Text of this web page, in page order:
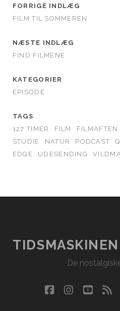
FORRIGE INDLÆG
FILM TIL SOMMEREN
NÆSTE INDLÆG
FIND FILMENE
KATEGORIER
EPISODE
TAGS
127 TIMER
FILM FILMAFTEN
STUDIE
NATUR PODCAST
EDGE
UDESENDING
De
facebook